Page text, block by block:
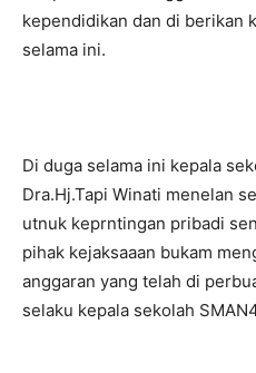
kependidikan dan di berikan
selama ini.
Di duga selama ini kepala
Dra.Hj.Tapi Winati menelan
utnuk keprntingan pribadi
pihak kejaksaaan bukam
anggaran yang telah di
selaku kepala sekolah